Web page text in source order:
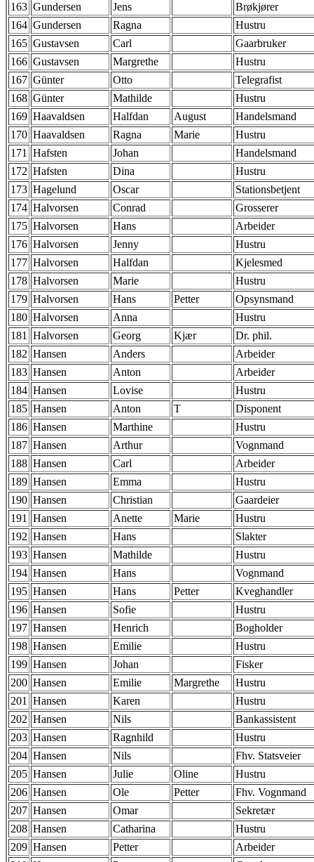
163 Gundersen Jens
Brøkjører
164 Gundersen Ragna
Hustru
165 Gustavsen Carl
Gaarbruker
166 Gustavsen Margrethe
Hustru
167 Günter Otto
Telegrafist
168 Günter Mathilde
Hustru
169 Haavaldsen Halfdan August
Handelsmand
170 Haavaldsen Ragna Marie
Hustru
171 Hafsten Johan
Handelsmand
172 Hafsten Dina
Hustru
173 Hagelund Oscar
Stationsbetjent
174 Halvorsen Conrad
Grosserer
175 Halvorsen Hans
Arbeider
176 Halvorsen Jenny
Hustru
177 Halvorsen Halfdan
Kjelesmed
178 Halvorsen Marie
Hustru
179 Halvorsen Hans Petter
Opsynsmand
180 Halvorsen Anna
Hustru
181 Halvorsen Georg Kjær
Dr. phil.
182 Hansen Anders
Arbeider
183 Hansen Anton
Arbeider
184 Hansen Lovise
Hustru
185 Hansen Anton T
Disponent
186 Hansen Marthine
Hustru
187 Hansen Arthur
Vognmand
188 Hansen Carl
Arbeider
189 Hansen Emma
Hustru
190 Hansen Christian
Gaardeier
191 Hansen Anette Marie
Hustru
192 Hansen Hans
Slakter
193 Hansen Mathilde
Hustru
194 Hansen Hans
Vognmand
195 Hansen Hans Petter
Kveghandler
196 Hansen Sofie
Hustru
197 Hansen Henrich
Bogholder
198 Hansen Emilie
Hustru
199 Hansen Johan
Fisker
200 Hansen Emilie Margrethe
Hustru
201 Hansen Karen
Hustru
202 Hansen Nils
Bankassistent
203 Hansen Ragnhild
Hustru
204 Hansen Nils
Fhv. Statsveier
205 Hansen Julie Oline
Hustru
206 Hansen Ole Petter
Fhv. Vognmand
207 Hansen Omar
Sekretær
208 Hansen Catharina
Hustru
209 Hansen Petter
Arbeider